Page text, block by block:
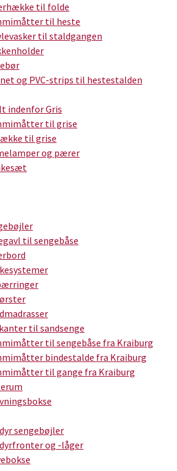
til folde
til heste
til staldgangen
og PVC-strips til hestestalden
indenfor Gris
til grise
til grise
og pærer
til sengebåse
til sandsenge
til sengebåse fra Kraiburg
bindestalde fra Kraiburg
til gange fra Kraiburg
sengebøjler
og -låger